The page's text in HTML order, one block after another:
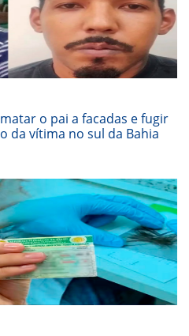
o pai a facadas e fugir
da vítima no sul da Bahia